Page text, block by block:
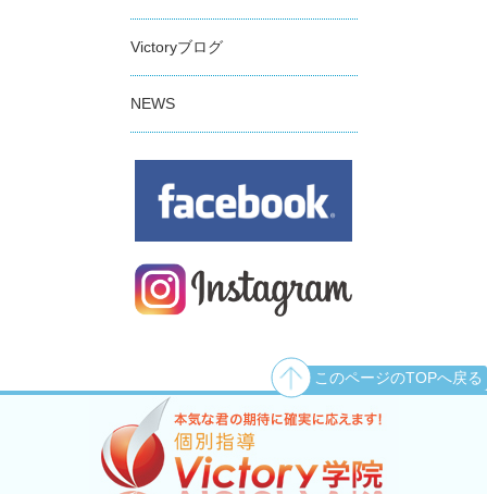
Victoryブログ
NEWS
このページのTOPへ戻る